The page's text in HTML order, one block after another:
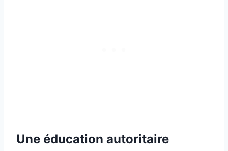
Une éducation autoritaire